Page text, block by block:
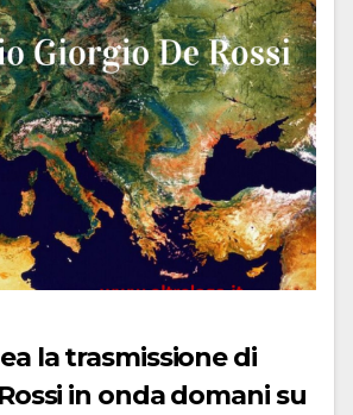
la trasmissione di
in onda domani su